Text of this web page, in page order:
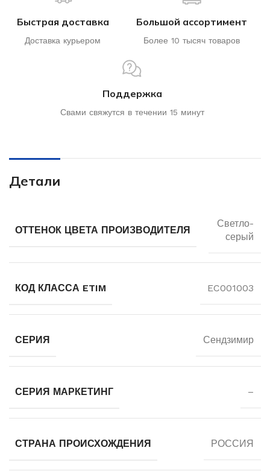
Быстрая доставка
Доставка курьером
Большой ассортимент
Более 10 тысяч товаров
Поддержка
Свами свяжутся в течении 15 минут
Детали
ОТТЕНОК ЦВЕТА ПРОИЗВОДИТЕЛЯ
Светло-
серый
КОД КЛАССА ETIM EC001003
СЕРИЯ Сендзимир
СЕРИЯ МАРКЕТИНГ –
СТРАНА ПРОИСХОЖДЕНИЯ РОССИЯ